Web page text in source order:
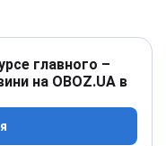
главного –
на OBOZ.UA в